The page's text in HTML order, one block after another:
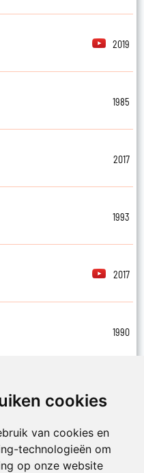
cookies
van cookies en
technologieën om
op onze website
2019
1985
2017
1993
2017
1990